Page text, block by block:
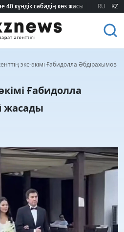
күндік сәбидің көз жасы:
күндік сәбидің көз жасы: RU KZ
экс-әкімі Ғабидолла Әбдірахымов
Ғабидолла
жасады